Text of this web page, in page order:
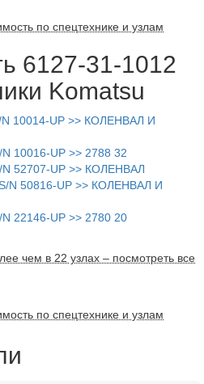
по спецтехнике и узлам
6127-31-1012
Komatsu
10014-UP >> КОЛЕНВАЛ И
10016-UP >> 2788 32
52707-UP >> КОЛЕНВАЛ
N 50816-UP >> КОЛЕНВАЛ И
22146-UP >> 2780 20
чем в 22 узлах – посмотреть все
по спецтехнике и узлам